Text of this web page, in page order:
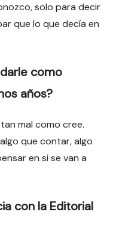
solo para decir
que lo que decía en
como
años?
mal como cree.
que contar, algo
en si se van a
con la Editorial